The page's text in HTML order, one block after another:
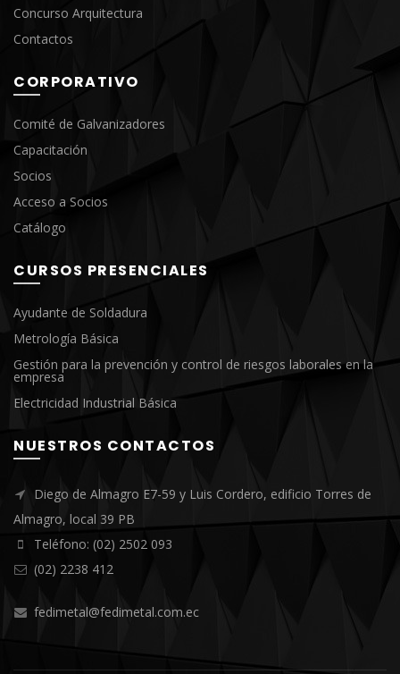
Concurso Arquitectura
Contactos
CORPORATIVO
Comité de Galvanizadores
Capacitación
Socios
Acceso a Socios
Catálogo
CURSOS PRESENCIALES
Ayudante de Soldadura
Metrología Básica
Gestión para la prevención y control de riesgos laborales en la
empresa
Electricidad Industrial Básica
NUESTROS CONTACTOS
Diego de Almagro E7-59 y Luis Cordero, edificio Torres de
Almagro, local 39 PB
Teléfono: (02) 2502 093
(02) 2238 412
fedimetal@fedimetal.com.ec